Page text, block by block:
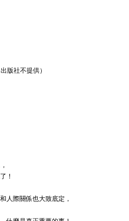
版社不提供）
！
人際關係也大致底定，